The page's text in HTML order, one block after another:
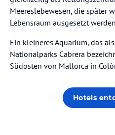
Meereslebewesen, die später
Lebensraum ausgesetzt
Ein kleineres Aquarium, das
Nationalparks Cabrera
Südosten von Mallorca in
Hotels